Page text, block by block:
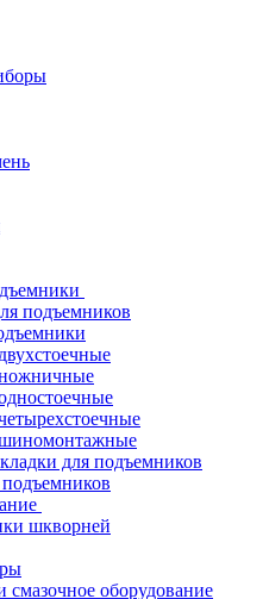
подъемников
для подъемников
шкворней
смазочное оборудование